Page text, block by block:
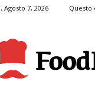
Agosto 7, 2026 Questo
FoodPress